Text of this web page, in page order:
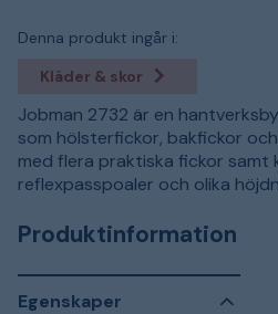
Denna produkt ingår i:
Kläder & skor
Jobman 2732 är en
som hölsterfickor, bakfickor
med flera praktiska fickor samt
reflexpasspoaler och olika
Produktinformation
Egenskaper